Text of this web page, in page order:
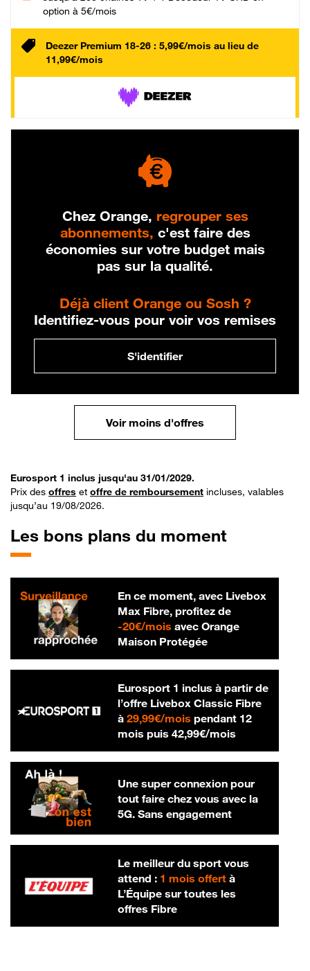
option à 5€/mois
Deezer Premium 18-26 : 5,99€/mois au lieu de
11,99€/mois
Chez Orange, regrouper ses
abonnements, c'est faire des
économies sur votre budget mais
pas sur la qualité.
Déjà client Orange ou Sosh ?
Identifiez-vous pour voir vos remises
S'identifier
Voir moins d'offres
Eurosport 1 inclus jusqu'au 31/01/2029.
Prix des offres et offre de remboursement incluses, valables
jusqu’au 19/08/2026.
Les bons plans du moment
En ce moment, avec Livebox
Max Fibre, profitez de
-20€/mois20 € par mois
avec Orange
Maison Protégée
Eurosport 1 inclus à partir de
l’offre Livebox Classic Fibre
à 29,99€/mois29,99 € par mois
pendant 12
mois puis 42,99€/mois42,99 € par
Une super connexion pour
tout faire chez vous avec la
5G. Sans engagement
Le meilleur du sport vous
attend : 1 mois offertà
L’Équipe sur toutes les
offres Fibre